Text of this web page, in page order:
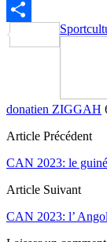
Email
Partager
donatien ZIGGAH
Article Précédent
CAN 2023: le
Article Suivant
CAN 2023: l’